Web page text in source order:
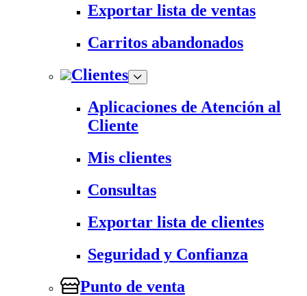
Exportar lista de ventas
Carritos abandonados
Clientes
Aplicaciones de Atención al
Cliente
Mis clientes
Consultas
Exportar lista de clientes
Seguridad y Confianza
Punto de venta